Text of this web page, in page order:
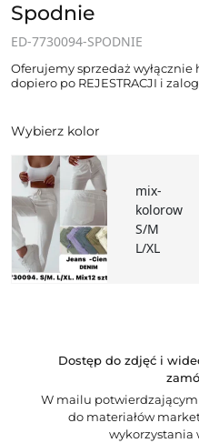
Spodnie
ED-7730094-SPODNIE
Oferujemy sprzedaż wyłącznie
dopiero po REJESTRACJI i
Wybierz kolor
mix-
kolorow
S/M
L/XL
Dostęp do zdjęć i
W mailu
do materiałów
wykorzystania